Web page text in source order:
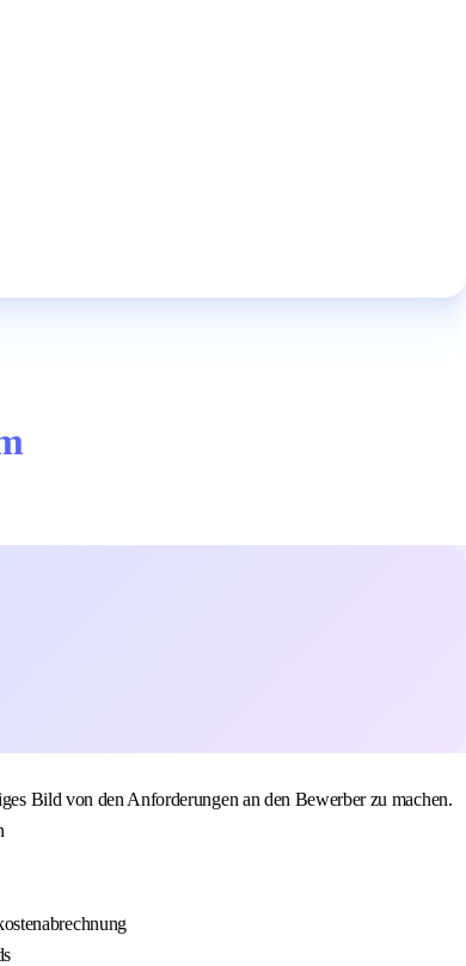
Bild von den Anforderungen an den Bewerber zu machen.